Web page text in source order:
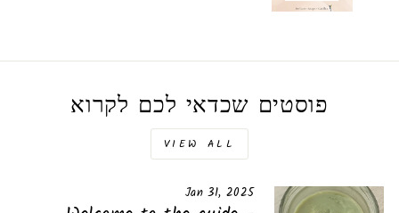
פוסטים שכדאי לכם לקרוא
VIEW ALL
Jan 31, 2025